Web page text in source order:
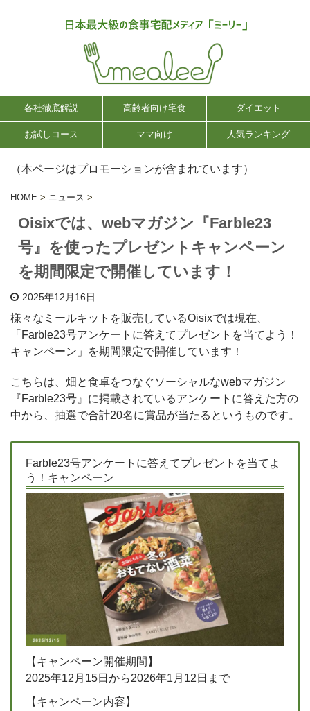
各社徹底解説 高齢者向け宅食 ダイエット
お試しコース ママ向け 人気ランキング
（本ページはプロモーションが含まれています）
HOME > ニュース >
Oisixでは、webマガジン『Farble23
号』を使ったプレゼントキャンペーン
を期間限定で開催しています！
2025年12月16日
様々なミールキットを販売しているOisixでは現在、
「Farble23号アンケートに答えてプレゼントを当てよう！
キャンペーン」を期間限定で開催しています！
こちらは、畑と食卓をつなぐソーシャルなwebマガジン
『Farble23号』に掲載されているアンケートに答えた方の
中から、抽選で合計20名に賞品が当たるというものです。
Farble23号アンケートに答えてプレゼントを当てよ
う！キャンペーン
【キャンペーン開催期間】
2025年12月15日から2026年1月12日まで
【キャンペーン内容】